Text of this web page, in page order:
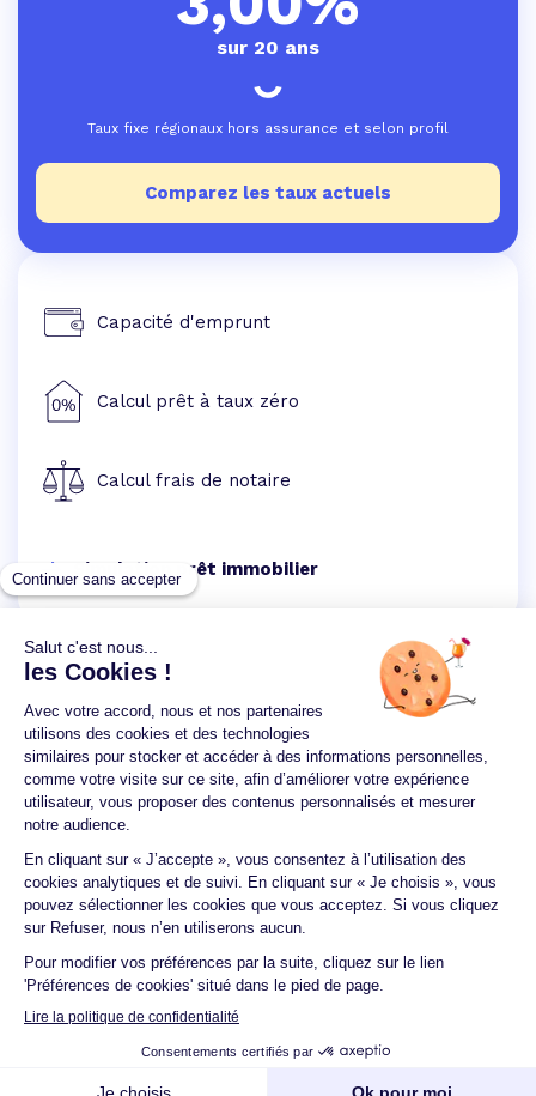
sur 20 ans
Taux fixe régionaux hors assurance et selon profil
Comparez les taux actuels
Capacité d'emprunt
Calcul prêt à taux zéro
Calcul frais de notaire
Simulation prêt immobilier
Un crédit vous engage et doit être remboursé.
Vérifiez vos capacités de remboursement avant de
vous engager.
Aucun versement, de quelque nature que ce soit, ne
peut être exigé d'un particulier avant l'obtention
d'un ou plusieurs prêts d'argent.
© 2026 Guide du crédit •Plan du site• Mentions
Accessibilité Contact